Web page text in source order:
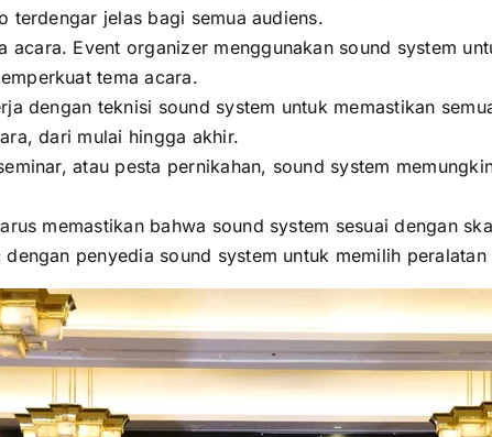
terdengar jelas bagi semua audiens.
acara. Event organizer menggunakan sound system
tema acara.
dengan teknisi sound system untuk memastikan
dari mulai hingga akhir.
atau pesta pernikahan, sound system
memastikan bahwa sound system sesuai dengan
penyedia sound system untuk memilih